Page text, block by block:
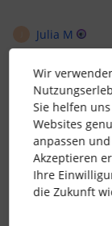
Julia M
der
es hier
jeder Stelle
Ideation-
Vielen Dank!
Wir
Sie helfen
Websites
anpassen
Akzeptieren
Ihre
die Zukunft